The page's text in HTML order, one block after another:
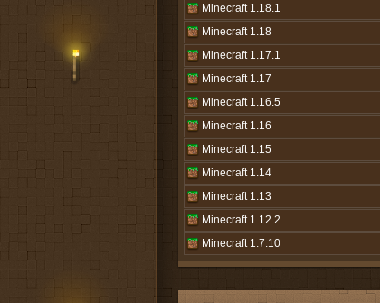
Minecraft 1.18.1
Minecraft 1.18
Minecraft 1.17.1
Minecraft 1.17
Minecraft 1.16.5
Minecraft 1.16
Minecraft 1.15
Minecraft 1.14
Minecraft 1.13
Minecraft 1.12.2
Minecraft 1.7.10